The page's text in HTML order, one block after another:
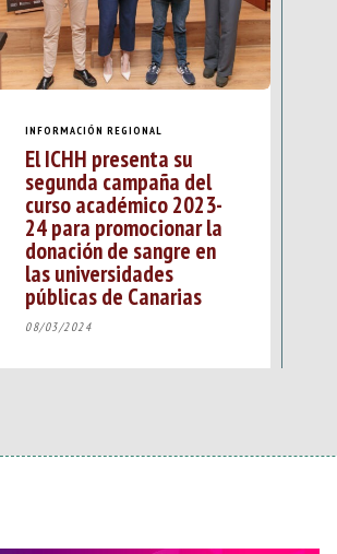
INFORMACIÓN REGIONAL
El ICHH presenta su
segunda campaña del
curso académico 2023-
24 para promocionar la
donación de sangre en
las universidades
públicas de Canarias
08/03/2024